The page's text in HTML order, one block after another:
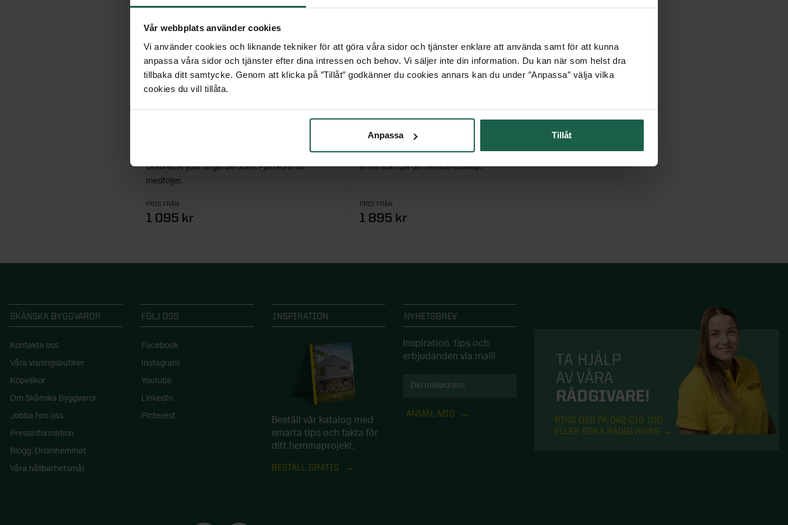
Vår webbplats använder cookies
Vi använder cookies och liknande tekniker för att göra våra sidor och tjänster enklare att använda samt för att kunna
anpassa våra sidor och tjänster efter dina intressen och behov. Vi säljer inte din information. Du kan när som helst dra
tillbaka ditt samtycke. Genom att klicka på ″Tillåt″ godkänner du cookies annars kan du under ″Anpassa″ välja vilka
cookies du vill tillåta.
Anpassa Tillåt
LEDBELYSNING
STIL/MIX
dekorativt ljust till garderoben. Fjärrkontroll
medföljer.
PRIS FRÅN
1 095 kr
RÄTT BEREDSKAP FÖR DITT HEM
Beredskapslåda i flera storlekar för hem och bil. En
enkel start på din hemberedskap.
PRIS FRÅN
1 895 kr
SKÅNSKA BYGGVAROR
Kontakta oss
Våra visningsbutiker
Köpvillkor
Om Skånska Byggvaror
Jobba hos oss
Pressinformation
Blogg: Drömhemmet
Våra hållbarhetsmål
FÖLJ OSS
Facebook
Instagram
Youtube
LinkedIn
Pinterest
INSPIRATION
Beställ vår katalog med
smarta tips och fakta för
ditt hemmaprojekt.
BESTÄLL GRATIS
NYHETSBREV
Inspiration, tips och
erbjudanden via mail!
ANMÄL MIG
TA HJÄLP
AV VÅRA
RÅDGIVARE!
RING OSS PÅ 042-210 100
ELLER BOKA RÅDGIVNING